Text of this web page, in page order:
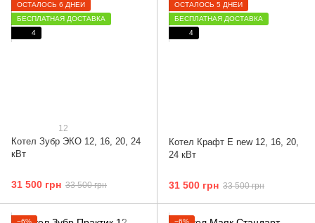
ОСТАЛОСЬ 6 ДНЕЙ
БЕСПЛАТНАЯ ДОСТАВКА
4
12
Котел Зубр ЭКО 12, 16, 20, 24
кВт
31 500 грн 33 500 грн
ОСТАЛОСЬ 5 ДНЕЙ
БЕСПЛАТНАЯ ДОСТАВКА
4
Котел Крафт Е new 12, 16, 20,
24 кВт
31 500 грн 33 500 грн
−6% −6%